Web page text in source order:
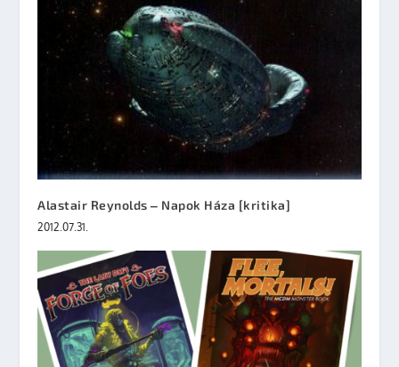
Alastair Reynolds ‒ Napok Háza [kritika]
2012.07.31.